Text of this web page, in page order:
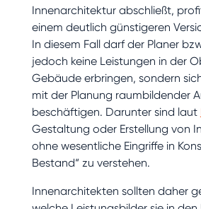
Innenarchitektur abschließt,
einem deutlich günstigeren
In diesem Fall darf der Planer
jedoch keine Leistungen in der
Gebäude erbringen, sondern
mit der Planung raumbildender
beschäftigen. Darunter sind laut
Gestaltung oder Erstellung von
ohne wesentliche Eingriffe in
Bestand“ zu verstehen.
Innenarchitekten sollten daher